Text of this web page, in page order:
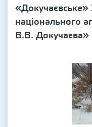
«Докучаєвське»
національного
В.В. Докучаєва»